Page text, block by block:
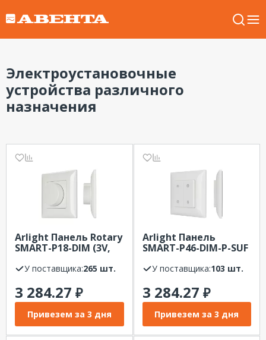
Электроустановочные
устройства различного
назначения
Arlight Панель Rotary
SMART-P18-DIM (3V,
лет)
У поставщика: 265 шт.
3 284.27 ₽
Привезем за 3 дня
Arlight Панель
SMART-P46-DIM-P-SUF
2.4G) (Пластик)
У поставщика: 103 шт.
3 284.27 ₽
Привезем за 3 дня